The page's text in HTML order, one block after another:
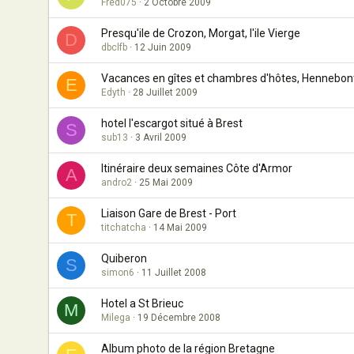
Fred075 2 Octobre 2009
D Presqu'ile de Crozon, Morgat, l'ile Vierge
dbclfb 12 Juin 2009
E Vacances en gîtes et chambres d'hôtes,
Edyth 28 Juillet 2009
S hotel l'escargot situé à Brest
sub13 3 Avril 2009
A Itinéraire deux semaines Côte d'Armor
andro2 25 Mai 2009
T Liaison Gare de Brest - Port
titchatcha 14 Mai 2009
S Quiberon
simon6 11 Juillet 2008
M Hotel a St Brieuc
Milega 19 Décembre 2008
Album photo de la région Bretagne